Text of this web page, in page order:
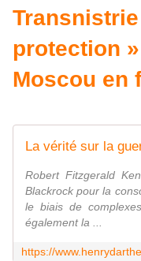
protection
Moscou en
Robert Fitzgerald
Blackrock pour la
le biais de
également la ...